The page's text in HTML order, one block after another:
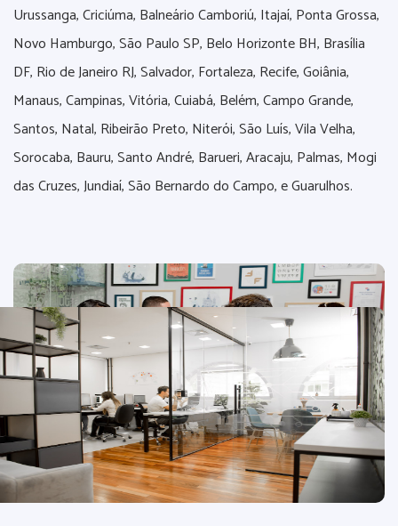
Urussanga, Criciúma, Balneário Camboriú, Itajaí, Ponta Grossa,
Novo Hamburgo, São Paulo SP, Belo Horizonte BH, Brasília
DF, Rio de Janeiro RJ, Salvador, Fortaleza, Recife, Goiânia,
Manaus, Campinas, Vitória, Cuiabá, Belém, Campo Grande,
Santos, Natal, Ribeirão Preto, Niterói, São Luís, Vila Velha,
Sorocaba, Bauru, Santo André, Barueri, Aracaju, Palmas, Mogi
das Cruzes, Jundiaí, São Bernardo do Campo, e Guarulhos.